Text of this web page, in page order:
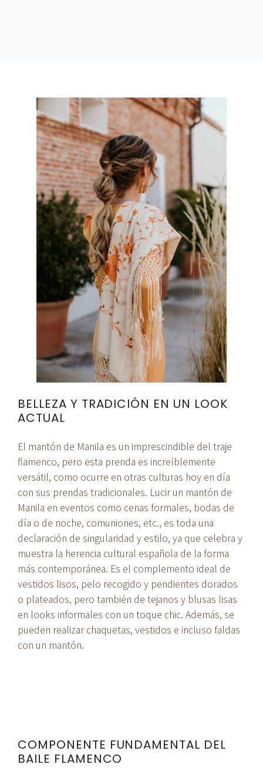
BELLEZA Y TRADICIÓN EN UN LOOK
ACTUAL
El mantón de Manila es un imprescindible del traje
flamenco, pero esta prenda es increíblemente
versátil, como ocurre en otras culturas hoy en día
con sus prendas tradicionales. Lucir un mantón de
Manila en eventos como cenas formales, bodas de
día o de noche, comuniones, etc., es toda una
declaración de singularidad y estilo, ya que celebra y
muestra la herencia cultural española de la forma
más contemporánea. Es el complemento ideal de
vestidos lisos, pelo recogido y pendientes dorados
o plateados, pero también de tejanos y blusas lisas
en looks informales con un toque chic. Además, se
pueden realizar chaquetas, vestidos e incluso faldas
con un mantón.
COMPONENTE FUNDAMENTAL DEL
BAILE FLAMENCO